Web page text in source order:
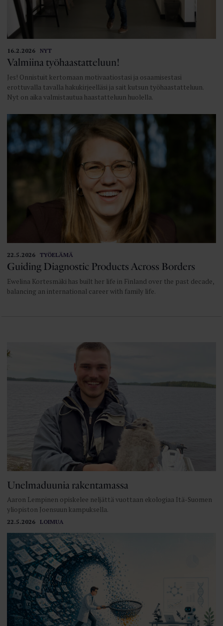
16.2.2026 NYT
Valmiina työhaastatteluun!
Jes! Onnistuit kertomaan motivaatiostasi ja osaamisestasi
erottuvalla tavalla hakukirjeelläsi ja sait kutsun työhaastatteluun.
Nyt on aika valmistautua haastatteluun huolella.
22.5.2026 TYÖELÄMÄ
Guiding Diagnostic Products Across Borders
Ewelina Kortesmäki has built her life in Finland over the past decade,
balancing an international career with family life.
22.5.2026 LOIMUA
Unelmaduunia rakentamassa
Aaron Lempinen opiskelee neljättä vuottaan ekologiaa Itä-Suomen
yliopiston Joensuun kampuksella.